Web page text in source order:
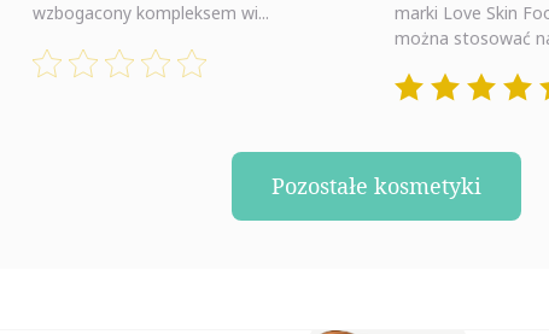
wzbogacony kompleksem wi...
marki Love Skin
można stosować
Pozostałe kosmetyki